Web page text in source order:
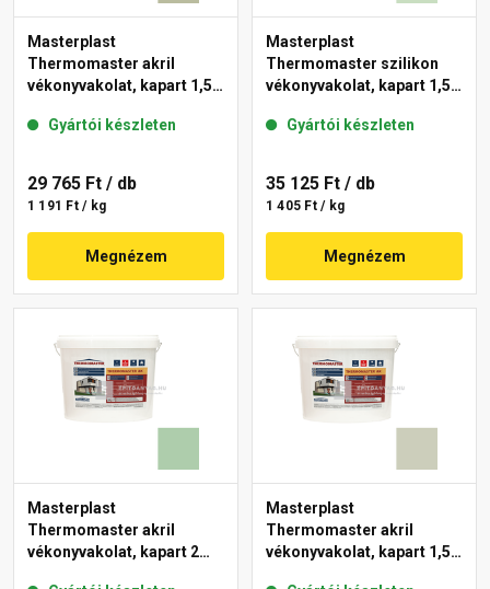
Masterplast
Thermomaster akril
vékonyvakolat, kapart 1,5
Gyártói készleten
29 765 Ft / db
1 191 Ft / kg
Megnézem
Masterplast
Thermomaster szilikon
vékonyvakolat, kapart 1,5
Gyártói készleten
35 125 Ft / db
1 405 Ft / kg
Megnézem
Masterplast
Thermomaster akril
vékonyvakolat, kapart 2
Masterplast
Thermomaster akril
vékonyvakolat, kapart 1,5